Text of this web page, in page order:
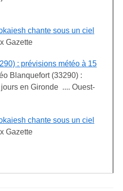
chante sous un ciel
Gazette
: prévisions météo à 15
Blanquefort (33290) :
en Gironde .... Ouest-
chante sous un ciel
Gazette